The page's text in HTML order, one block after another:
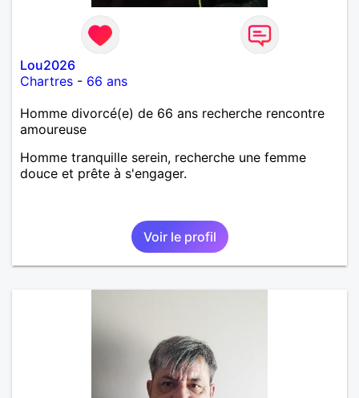
Lou2026
Chartres - 66 ans
Homme divorcé(e) de 66 ans recherche rencontre
amoureuse
Homme tranquille serein, recherche une femme
douce et prête à s'engager.
Voir le profil